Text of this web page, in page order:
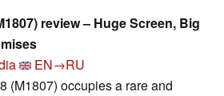
review – Huge Screen, Big
EN→RU
(M1807) occupies a rare and